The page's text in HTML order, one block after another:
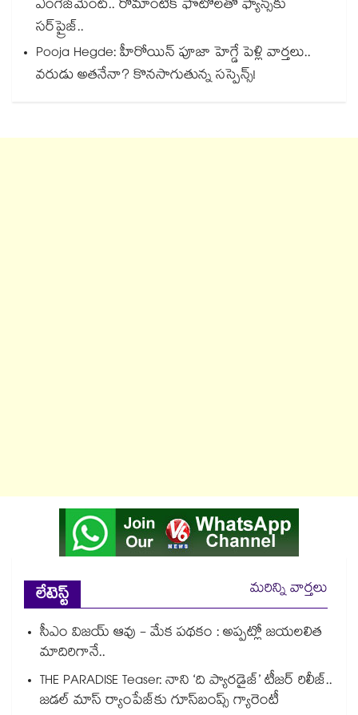
ఎంగేజ్‌మెంట్.. రొమాంటిక్ ఫొటోలతో ఫ్యాన్స్⁬కు
సర్‌ప్రైజ్..
Pooja Hegde: హీరోయిన్ పూజా హెగ్డే పెళ్లి వార్తలు..
వరుడు అతనేనా? కొనసాగుతున్న సస్పెన్స్!
లేటెస్ట్
మరిన్ని వార్తలు
సీఎం విజయ్ ఆవు - మేక పథకం : అప్పట్లో జయలలిత
మాదిరిగానే..
THE PARADISE Teaser: నాని ‘ది ప్యారడైజ్‌‌’ టీజర్ రిలీజ్..
జడల్ మాస్ ర్యాంపేజ్‌కు గూస్‌బంప్స్ గ్యారెంటీ